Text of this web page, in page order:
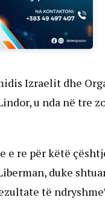
Izraelit dhe
u nda në tre
e re për këtë
duke
të